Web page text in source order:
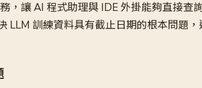
，讓 AI 程式助理與 IDE 外掛能夠直接查
LLM 訓練資料具有截止日期的根本問題